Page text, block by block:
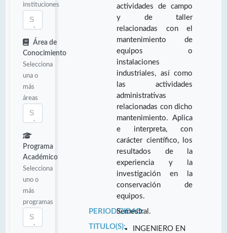
instituciones
Área de
Conocimiento
Selecciona
una o
más
áreas
Programa
Académico
Selecciona
uno o
más
programas
actividades de campo
y de taller
relacionadas con el
mantenimiento de
equipos o
instalaciones
industriales, así como
las actividades
administrativas
relacionadas con dicho
mantenimiento. Aplica
e interpreta, con
carácter científico, los
resultados de la
experiencia y la
investigación en la
conservación de
equipos.
PERIODICIDAD:
Semestral.
TITULO(S):
INGENIERO EN